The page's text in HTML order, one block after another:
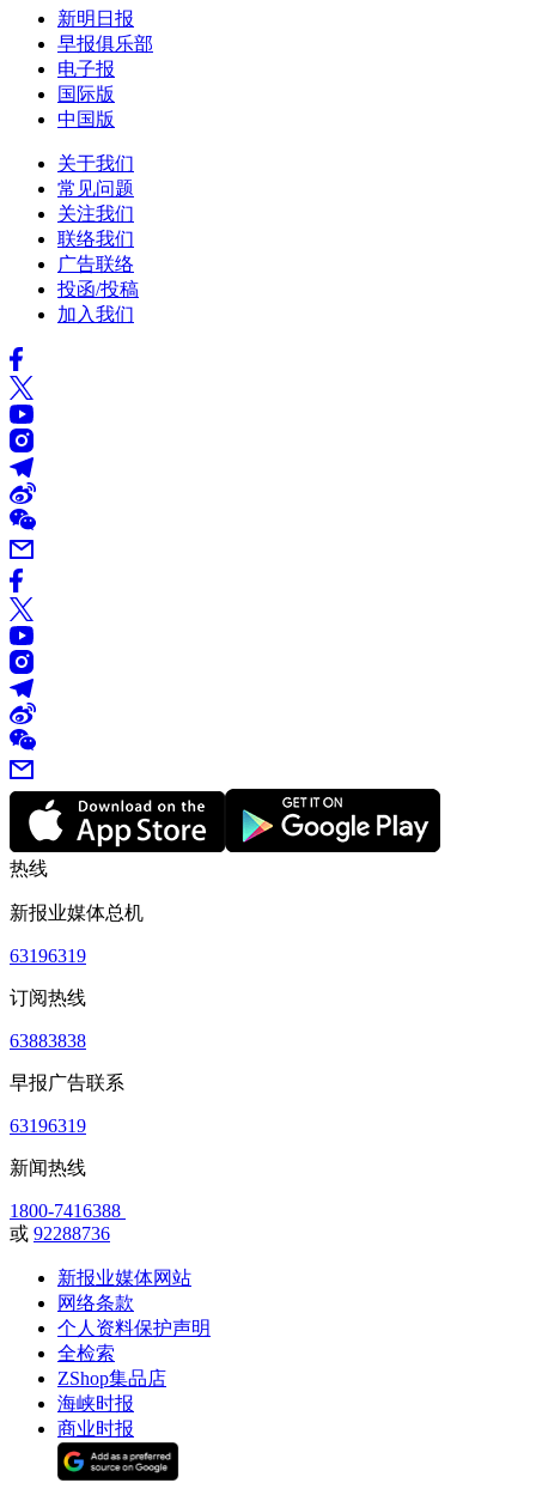
新明日报
早报俱乐部
电子报
国际版
中国版
关于我们
常见问题
关注我们
联络我们
广告联络
投函/投稿
加入我们
热线
新报业媒体总机
63196319
订阅热线
63883838
早报广告联系
63196319
新闻热线
1800-7416388
或 92288736
新报业媒体网站
网络条款
个人资料保护声明
全检索
ZShop集品店
海峡时报
商业时报